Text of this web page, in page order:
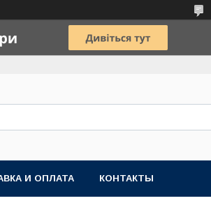
И ОПЛАТА КОНТАКТЫ